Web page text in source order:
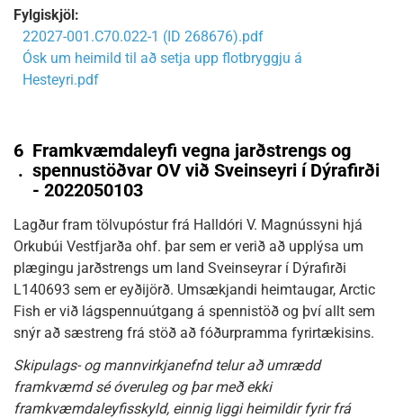
Fylgiskjöl:
22027-001.C70.022-1 (ID 268676).pdf
Ósk um heimild til að setja upp flotbryggju á
Hesteyri.pdf
6
.
Framkvæmdaleyfi vegna jarðstrengs og
spennustöðvar OV við Sveinseyri í Dýrafirði
- 2022050103
Lagður fram tölvupóstur frá Halldóri V. Magnússyni hjá
Orkubúi Vestfjarða ohf. þar sem er verið að upplýsa um
plægingu jarðstrengs um land Sveinseyrar í Dýrafirði
L140693 sem er eyðijörð. Umsækjandi heimtaugar, Arctic
Fish er við lágspennuútgang á spennistöð og því allt sem
snýr að sæstreng frá stöð að fóðurpramma fyrirtækisins.
Skipulags- og mannvirkjanefnd telur að umrædd
framkvæmd sé óveruleg og þar með ekki
framkvæmdaleyfisskyld, einnig liggi heimildir fyrir frá